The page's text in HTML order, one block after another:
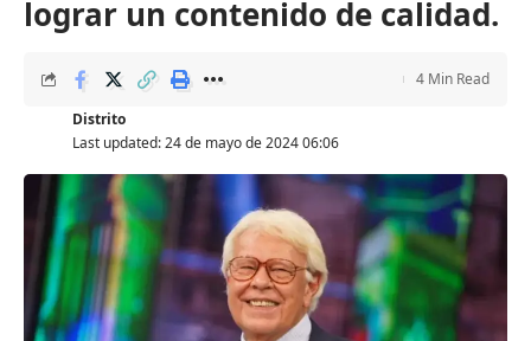
lograr un contenido de calidad.
Last updated: 24 de mayo de 2024 06:06
Distrito
4 Min Read